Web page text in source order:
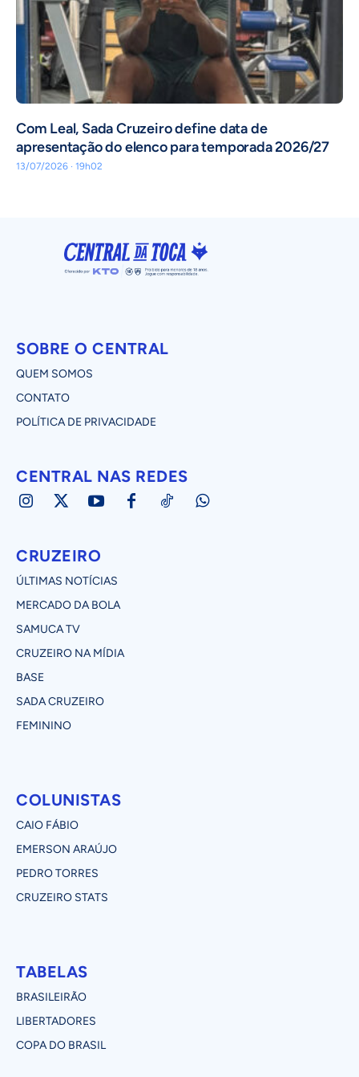
Com Leal, Sada Cruzeiro define data de
apresentação do elenco para temporada 2026/27
13/07/2026 · 19h02
SOBRE O CENTRAL
QUEM SOMOS
CONTATO
POLÍTICA DE PRIVACIDADE
CENTRAL NAS REDES
CRUZEIRO
ÚLTIMAS NOTÍCIAS
MERCADO DA BOLA
SAMUCA TV
CRUZEIRO NA MÍDIA
BASE
SADA CRUZEIRO
FEMININO
COLUNISTAS
CAIO FÁBIO
EMERSON ARAÚJO
PEDRO TORRES
CRUZEIRO STATS
TABELAS
BRASILEIRÃO
LIBERTADORES
COPA DO BRASIL